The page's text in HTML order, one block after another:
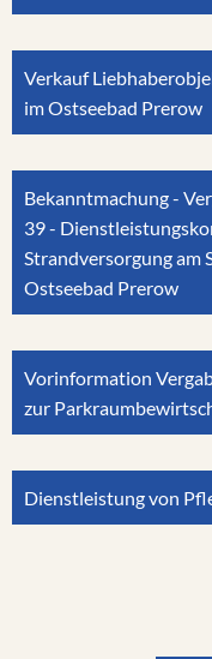
Verkauf
im Ostseebad Prerow
Bekanntmachung -
39 -
Strandversorgung am
Ostseebad Prerow
Vorinformation
zur
Dienstleistung von